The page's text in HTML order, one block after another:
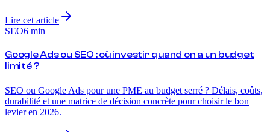
Lire cet article
SEO6 min
Google Ads ou SEO : où investir quand on a un budget
limité ?
SEO ou Google Ads pour une PME au budget serré ? Délais, coûts,
durabilité et une matrice de décision concrète pour choisir le bon
levier en 2026.